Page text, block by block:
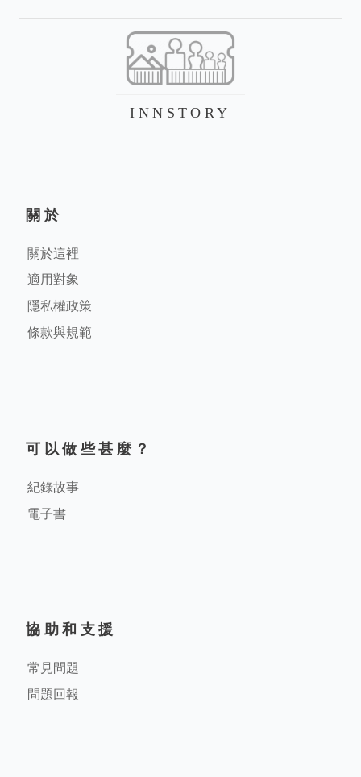
INNSTORY
關於
關於這裡
適用對象
隱私權政策
條款與規範
可以做些甚麼？
紀錄故事
電子書
協助和支援
常見問題
問題回報